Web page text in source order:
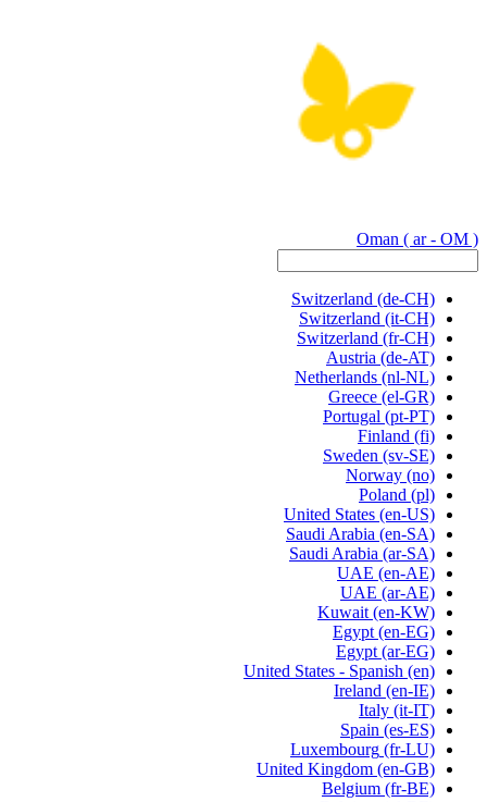
Oman ( ar - OM )
Switzerland (de-CH)
Switzerland (it-CH)
Switzerland (fr-CH)
Austria (de-AT)
Netherlands (nl-NL)
Greece (el-GR)
Portugal (pt-PT)
Finland (fi)
Sweden (sv-SE)
Norway (no)
Poland (pl)
United States (en-US)
Saudi Arabia (en-SA)
Saudi Arabia (ar-SA)
UAE (en-AE)
UAE (ar-AE)
Kuwait (en-KW)
Egypt (en-EG)
Egypt (ar-EG)
United States - Spanish (en)
Ireland (en-IE)
Italy (it-IT)
Spain (es-ES)
Luxembourg (fr-LU)
United Kingdom (en-GB)
Belgium (fr-BE)